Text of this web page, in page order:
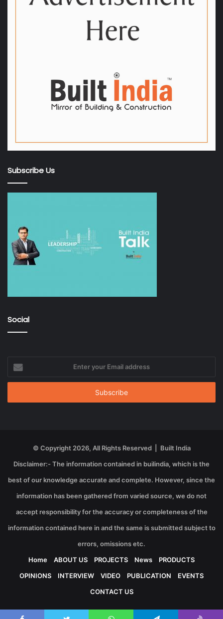
Subscribe Us
Social
your
Email
© Copyright 2026, All Rights Reserved | Built India
Disclaimer:- The information contained in builindia, which is the
best of our knowledge accurate and complete. However, since the
information has been gathered from varied source, we do not
accept responsibility for the accuracy or completeness of the
information contained here in and the same is submitted subject to
errors, omissions etc.
Home
ABOUT US PROJECTS News
PRODUCTS
OPINIONS
INTERVIEW VIDEO PUBLICATION
EVENTS
CONTACT US